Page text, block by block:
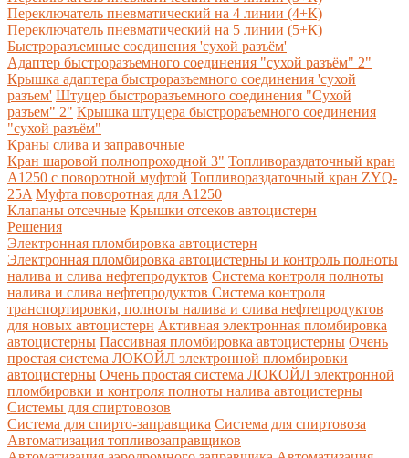
Переключатель пневматический на 4 линии (4+К)
Переключатель пневматический на 5 линии (5+К)
Быстроразъемные соединения 'сухой разъём'
Адаптер быстроразъемного соединения "сухой разъём" 2"
Крышка адаптера быстроразъемного соединения 'сухой
разъем' Штуцер быстроразъемного соединения "Сухой
разъем" 2" Крышка штуцера быстрораъемного соединения
"сухой разъём"
Краны слива и заправочные
Кран шаровой полнопроходной 3" Топливораздаточный кран
A1250 с поворотной муфтой Топливораздаточный кран ZYQ-
25A Муфта поворотная для А1250
Клапаны отсечные Крышки отсеков автоцистерн
Решения
Электронная пломбировка автоцистерн
Электронная пломбировка автоцистерны и контроль полноты
налива и слива нефтепродуктов Система контроля полноты
налива и слива нефтепродуктов Система контроля
транспортировки, полноты налива и слива нефтепродуктов
для новых автоцистерн Активная электронная пломбировка
автоцистерны Пассивная пломбировка автоцистерны Очень
простая система ЛОКОЙЛ электронной пломбировки
автоцистерны Очень простая система ЛОКОЙЛ электронной
пломбировки и контроля полноты налива автоцистерны
Системы для спиртовозов
Система для спирто-заправщика Система для спиртовоза
Автоматизация топливозаправщиков